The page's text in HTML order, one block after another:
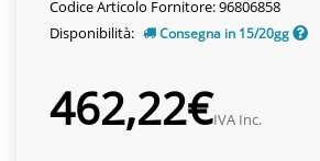
Codice Articolo Fornitore: 96806858
Disponibilità:
Consegna in 15/20gg
462,22€IVA Inc.